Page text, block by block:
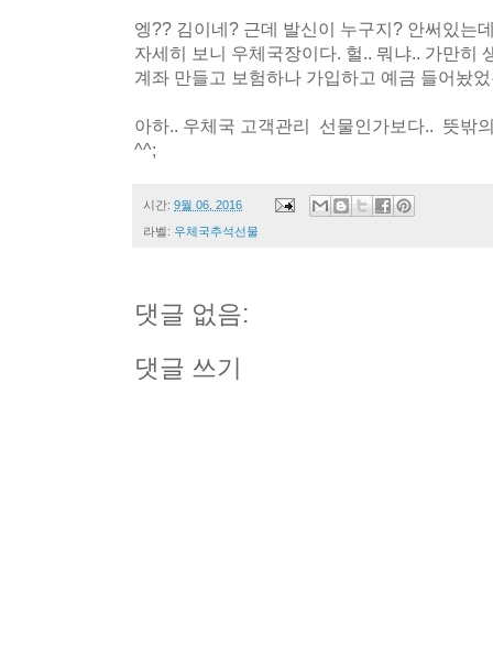
엥?? 김이네? 근데 발신이 누구지? 안써있는
자세히 보니 우체국장이다. 헐.. 뭐냐.. 가만히
계좌 만들고 보험하나 가입하고 예금 들어놨
아하.. 우체국 고객관리 선물인가보다.. 뜻밖
^^;
시간: 9월 06, 2016
라벨: 우체국추석선물
댓글 없음:
댓글 쓰기